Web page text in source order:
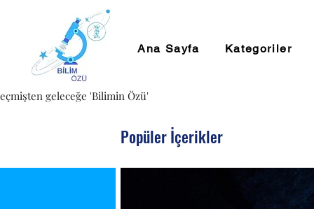
Ana Sayfa Kategoriler
geleceğe 'Bilimin Özü'
Popüler İçerikler